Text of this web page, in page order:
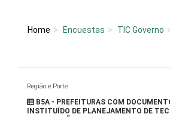
Home Encuestas TIC Governo
Região e Porte
B5A - PREFEITURAS COM
INSTITUÍDO DE PLANEJAMENTO DE